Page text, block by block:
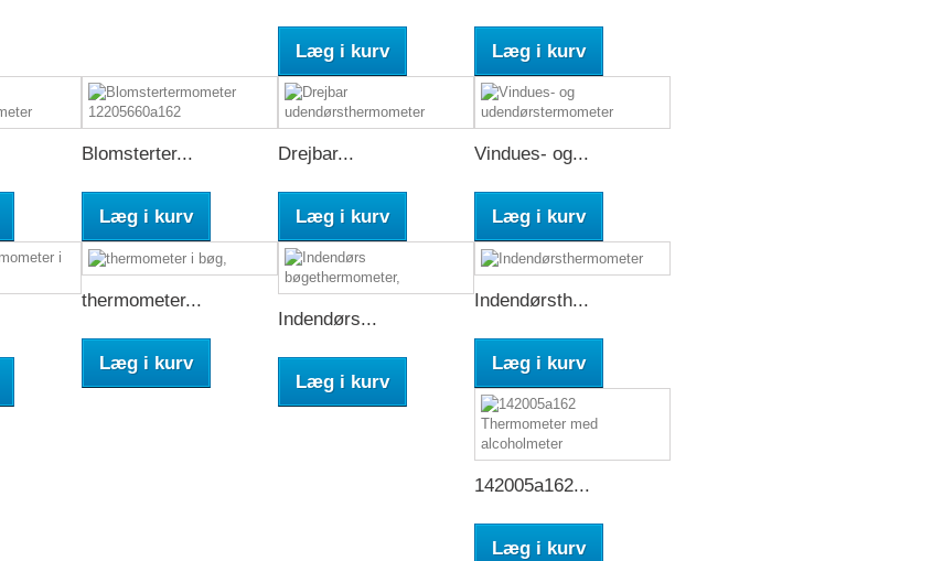
Læg i kurv Læg i kurv
Blomsterter...
Læg i kurv
Drejbar...
Læg i kurv
Vindues- og...
Læg i kurv
thermometer...
Læg i kurv
Indendørs...
Læg i kurv
Indendørsth...
Læg i kurv
142005a162...
Læg i kurv